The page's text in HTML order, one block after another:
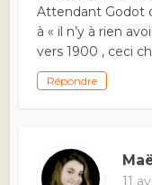
Attendant Godot
à « il n’y à rien
vers 1900 , ceci
Répondre
11